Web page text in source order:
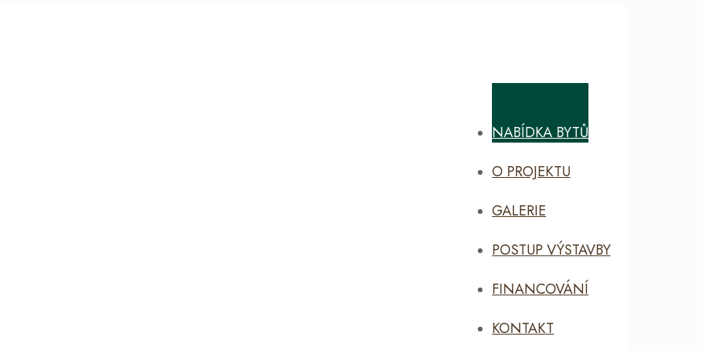
NABÍDKA BYTŮ
O PROJEKTU
GALERIE
POSTUP VÝSTAVBY
FINANCOVÁNÍ
KONTAKT